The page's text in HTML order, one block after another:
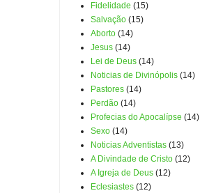
Fidelidade (15)
Salvação (15)
Aborto (14)
Jesus (14)
Lei de Deus (14)
Noticias de Divinópolis (14)
Pastores (14)
Perdão (14)
Profecias do Apocalípse (14)
Sexo (14)
Noticias Adventistas (13)
A Divindade de Cristo (12)
A Igreja de Deus (12)
Eclesiastes (12)